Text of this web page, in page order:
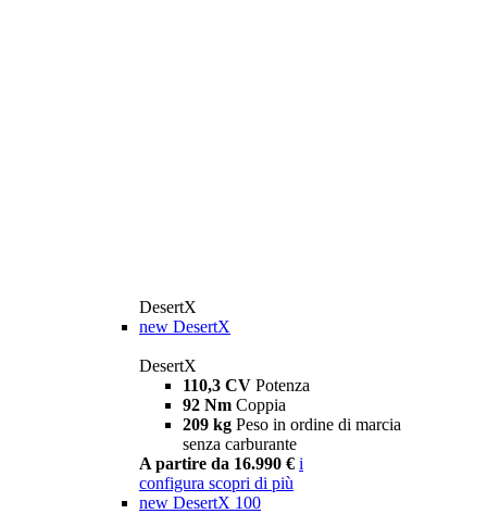
DesertX
new DesertX
DesertX
110,3 CV Potenza
92 Nm Coppia
209 kg Peso in ordine di marcia
senza carburante
A partire da 16.990 € i
configura scopri di più
new DesertX 100